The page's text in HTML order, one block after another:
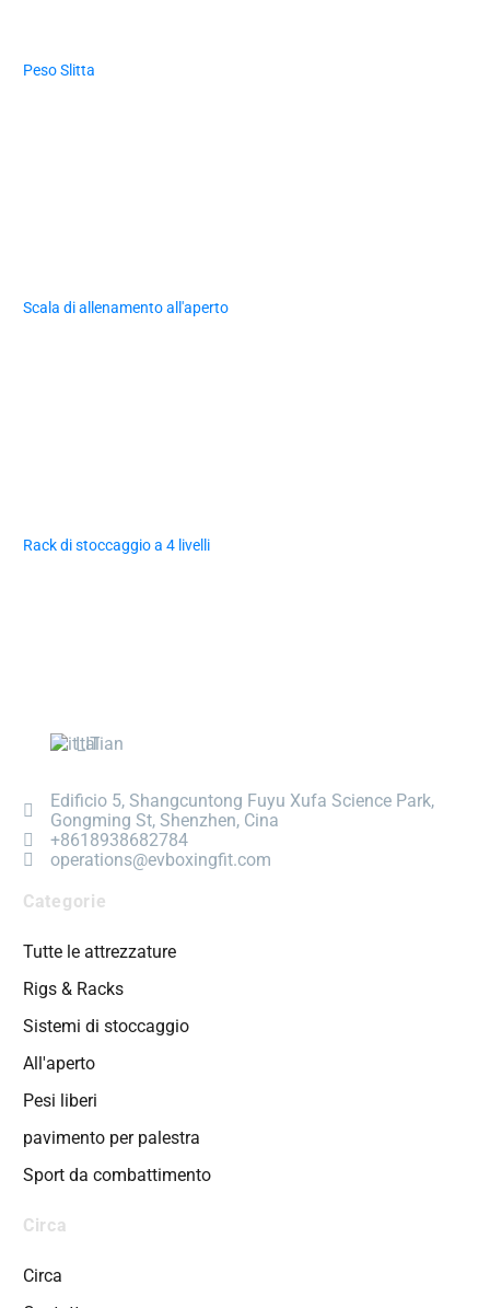
Peso Slitta
Scala di allenamento all'aperto
Rack di stoccaggio a 4 livelli
Italian
Edificio 5, Shangcuntong Fuyu Xufa Science Park,
Gongming St, Shenzhen, Cina
+8618938682784
operations@evboxingfit.com
Categorie
Tutte le attrezzature
Rigs & Racks
Sistemi di stoccaggio
All'aperto
Pesi liberi
pavimento per palestra
Sport da combattimento
Circa
Circa